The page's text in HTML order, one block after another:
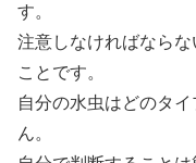
す。
注意しなければなら
ことです。
自分の水虫はどのタ
ん。